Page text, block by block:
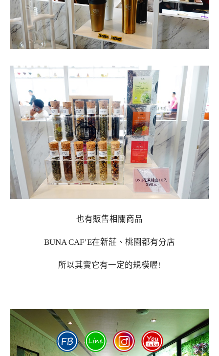
也有販售相關商品
BUNA CAF’E在新莊、桃園都有分店
所以其實它有一定的規模喔!